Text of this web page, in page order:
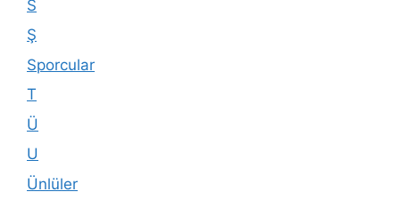
S
Ş
Sporcular
T
Ü
U
Ünlüler